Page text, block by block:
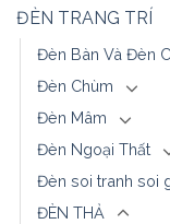
ĐÈN TRANG TRÍ
Đèn Bàn Và Đèn
Đèn Chùm
Đèn Mâm
Đèn Ngoại Thất
Đèn soi tranh soi
ĐÈN THẢ